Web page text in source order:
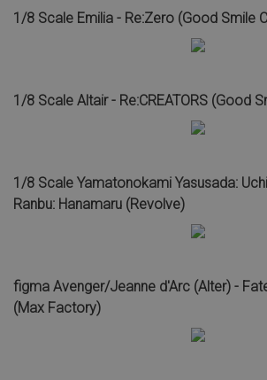
1/8 Scale Emilia - Re:Zero (Good Smile
1/8 Scale Altair - Re:CREATORS (Good
1/8 Scale Yamatonokami Yasusada:
Ranbu: Hanamaru (Revolve)
figma Avenger/Jeanne d'Arc (Alter) -
(Max Factory)